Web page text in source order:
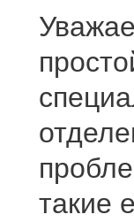
такие